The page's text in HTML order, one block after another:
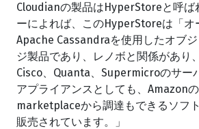
Cloudianの製品はHyperStoreと呼ば
ーによれば、このHyperStoreは「オ
Apache Cassandraを使用したオブ
ジ製品であり、レノボと関係があり
Cisco、Quanta、Supermicroのサー
アプライアンスとしても、Amazonの
marketplaceから調達もできるソフ
販売されています。」